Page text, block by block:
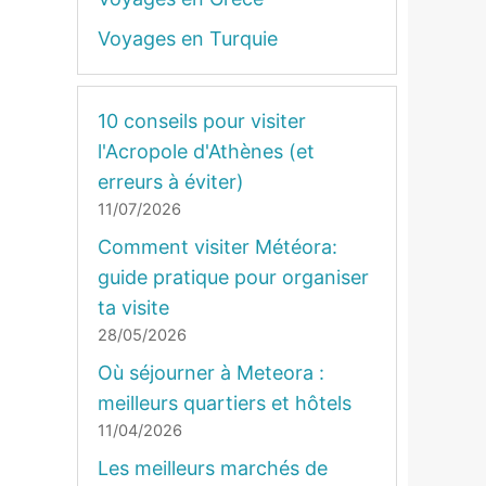
Voyages en Turquie
10 conseils pour visiter
l'Acropole d'Athènes (et
erreurs à éviter)
11/07/2026
Comment visiter Météora:
guide pratique pour organiser
ta visite
28/05/2026
Où séjourner à Meteora :
meilleurs quartiers et hôtels
11/04/2026
Les meilleurs marchés de